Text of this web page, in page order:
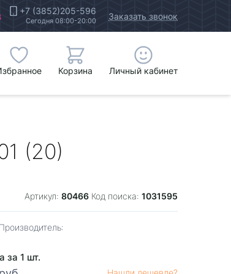
+7 (3852)205-596
Сегодня 08:00-20:00 Заказать звонок
Корзина Личный кабинет
(20)
Артикул: 80466 Код поиска: 1031595
Производитель:
за 1 шт.